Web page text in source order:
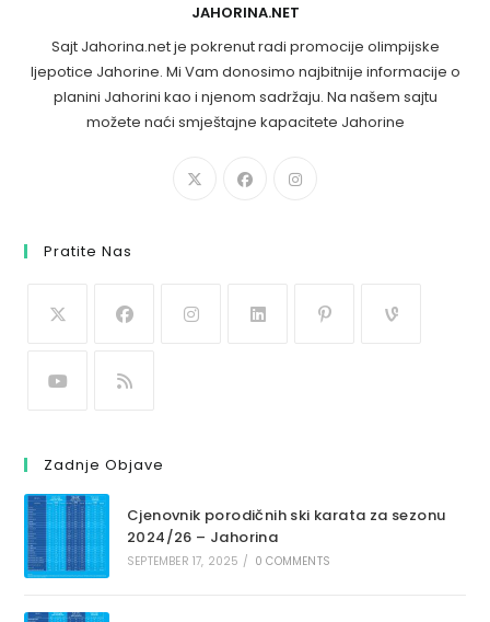
JAHORINA.NET
Sajt Jahorina.net je pokrenut radi promocije olimpijske
ljepotice Jahorine. Mi Vam donosimo najbitnije informacije o
planini Jahorini kao i njenom sadržaju. Na našem sajtu
možete naći smještajne kapacitete Jahorine
Pratite Nas
Zadnje Objave
Cjenovnik porodičnih ski karata za sezonu
2024/26 – Jahorina
SEPTEMBER 17, 2025 / 0 COMMENTS